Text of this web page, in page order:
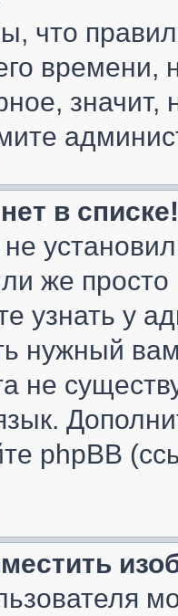
что
значит,
в списке!
же
узнать у
нужный
не
phpBB